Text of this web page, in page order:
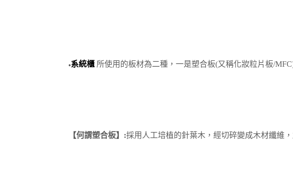
●系統櫃所使用的板材為二種，一是塑合板(又稱化妝粒片板/
【何謂塑合板】:採用人工培植的針葉木，經切碎變成木材纖維